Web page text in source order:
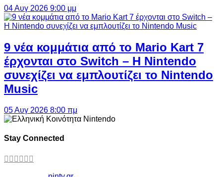
04 Αυγ 2026 9:00 μμ
9 νέα κομμάτια από το Mario Kart 7
έρχονται στο Switch – Η Nintendo
συνεχίζει να εμπλουτίζει το Nintendo
Music
05 Αυγ 2026 8:00 πμ
Stay Connected